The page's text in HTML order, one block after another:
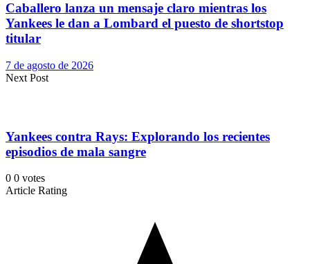
Caballero lanza un mensaje claro mientras los
Yankees le dan a Lombard el puesto de shortstop
titular
7 de agosto de 2026
Next Post
Yankees contra Rays: Explorando los recientes
episodios de mala sangre
0 0 votes
Article Rating